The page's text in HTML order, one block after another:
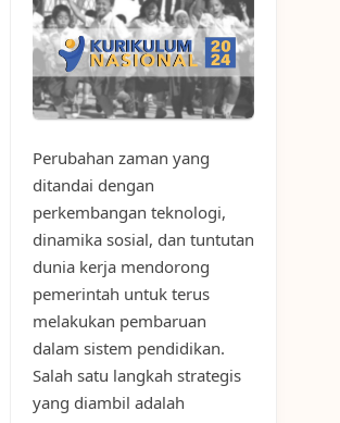
Perubahan zaman yang
ditandai dengan
perkembangan teknologi,
dinamika sosial, dan tuntutan
dunia kerja mendorong
pemerintah untuk terus
melakukan pembaruan
dalam sistem pendidikan.
Salah satu langkah strategis
yang diambil adalah